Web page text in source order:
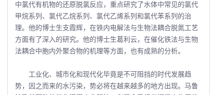
中氯代有机物的还原脱氯反应，重点研究了水体中常见的氯代
甲烷系列、氯代乙烷系列、氯代乙烯系列和氯代苯系列的治
理。他的博士生支霞辉，在铁内电解法与生物法耦合脱氮工艺
方面有了深入的研究。他的博士生葛利云，在催化铁法与生物
法耦合中胞内外聚合物的机理等方面，也有成熟的分析。
工业化、城市化和现代化毕竟是不可阻挡的时代发展趋
势，因之而来的水污染，势必将在越来越多的地方出现。马鲁